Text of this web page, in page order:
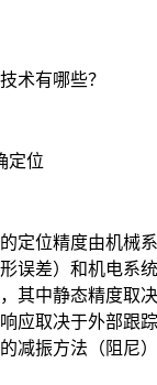
定位
定位精度由机械
误差）和机电系
其中静态精度取
应取决于外部跟
减振方法（阻尼